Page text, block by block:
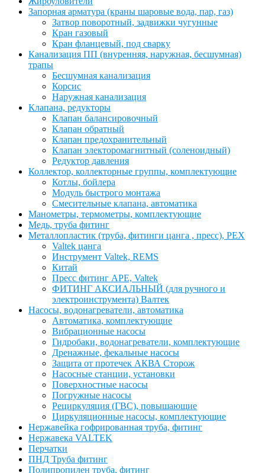
Запорная арматура (краны шаровые вода, пар, газ)
Затвор поворотный, задвижки чугунные
Кран газовый
Кран фланцевый, под сварку
Канализация ПП (внуренняя, наружная, бесшумная)
трапы
Бесшумная канализация
Корсис
Наружная канализация
Клапана, редукторы
Клапан балансировочный
Клапан обратный
Клапан предохранительный
Клапан электоромагнитный (соленоидный)
Редуктор давления
Коллектор, коллекторные группы, комплектующие
Котлы, бойлера
Модуль быстрого монтажа
Смесительные клапана, автоматика
Манометры, термометры, комплектующие
Медь, труба фитинг
Металлопластик (труба, фитинги цанга , пресс), PEX
Valtek цанга
Инструмент Valtek, REMS
Китай
Пресс фитинг APE, Valtek
ФИТИНГ АКСИАЛЬНЫЙ (для ручного и
электроинструмента) Валтек
Насосы, водонагреватели, автоматика
Автоматика, комплектующие
Вибрационные насосы
Гидробаки, водонагреватели, комплектующие
Дренажные, фекальные насосы
Защита от протечек АКВА Сторож
Насосные станции, установки
Поверхностные насосы
Погружные насосы
Рециркуляция (ГВС), повышающие
Циркуляционные насосы, комплектующие
Нержавейка гофрированная труба, фитинг
Нержавека VALTEK
Перчатки
ПНД Труба фитинг
Полипропилен труба, фитинг